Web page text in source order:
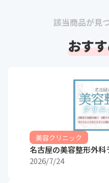
該当商品が見
おす
美容クリニック
名古屋の美容整形外
2026/7/24